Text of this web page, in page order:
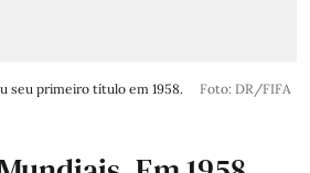
seu primeiro título em 1958. Foto: DR/FIFA